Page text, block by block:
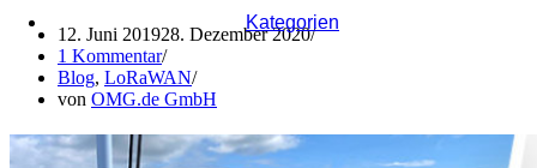
Kategorien
12. Juni 201928. Dezember 2020
1 Kommentar
Blog, LoRaWAN
von OMG.de GmbH